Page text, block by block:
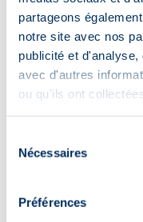
partageons
notre site avec nos
publicité et
avec d'autres
ou qu'ils ont
Nécessaires
Préférences